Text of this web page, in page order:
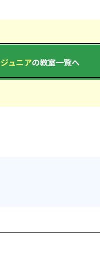
ュニアの教室一覧へ